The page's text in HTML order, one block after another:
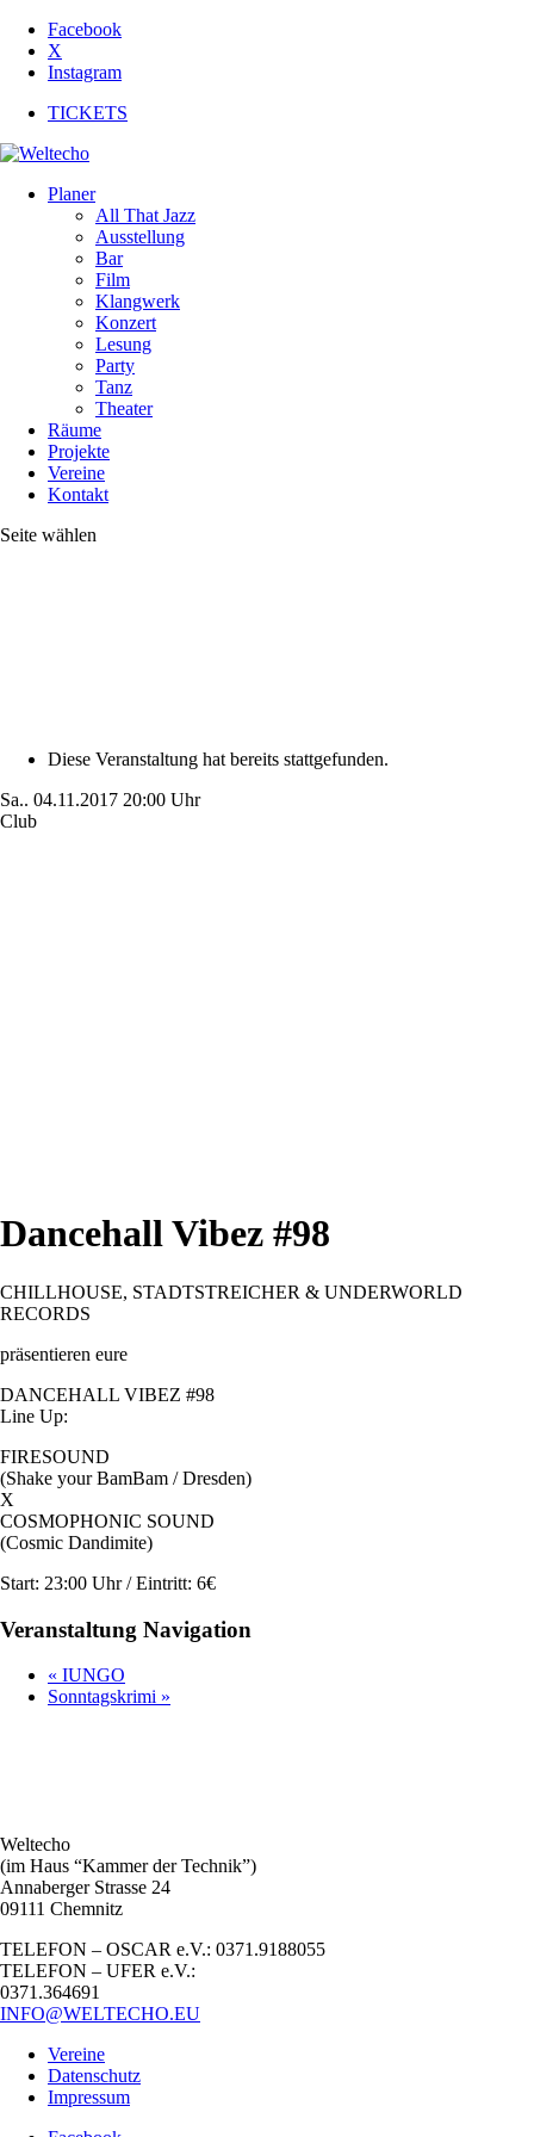
Facebook
X
Instagram
TICKETS
Planer
All That Jazz
Ausstellung
Bar
Film
Klangwerk
Konzert
Lesung
Party
Tanz
Theater
Räume
Projekte
Vereine
Kontakt
Seite wählen
Diese Veranstaltung hat bereits stattgefunden.
Sa.. 04.11.2017 20:00 Uhr
Club
Dancehall Vibez #98
CHILLHOUSE, STADTSTREICHER & UNDERWORLD
RECORDS
präsentieren eure
DANCEHALL VIBEZ #98
Line Up:
FIRESOUND
(Shake your BamBam / Dresden)
X
COSMOPHONIC SOUND
(Cosmic Dandimite)
Start: 23:00 Uhr / Eintritt: 6€
Veranstaltung Navigation
« IUNGO
Sonntagskrimi »
Weltecho
(im Haus “Kammer der Technik”)
Annaberger Strasse 24
09111 Chemnitz
TELEFON – OSCAR e.V.: 0371.9188055
TELEFON – UFER e.V.:
0371.364691
INFO@WELTECHO.EU
Vereine
Datenschutz
Impressum